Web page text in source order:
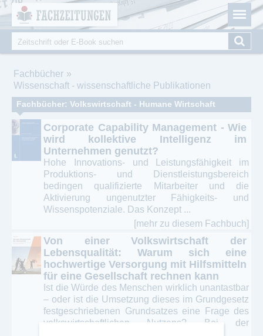
Fachzeitungen.de - Das unabhängige Portal für
Fachmagazine Fachpublikationen & eBooks
Suchformular
Suche
Fachbücher
Wissenschaft - wissenschaftliche Publikationen
Fachbücher: Volkswirtschaft - Humane Wirtschaft
Corporate Capability Management - Wie
wird kollektive Intelligenz im
Unternehmen genutzt?
Hohe Innovations- und Leistungsfähigkeit im
Produktions- und Dienstleistungsbereich
bedingen qualifizierte Mitarbeiter und die
Aktivierung ungenutzter Fähigkeits- und
Wissenspotenziale. Das Konzept ...
[mehr zu diesem Fachbuch]
Von einer Volkswirtschaft der
Lebensqualität: Warum sich eine
hochwertige Versorgung mit Hilfsmitteln
für eine Gesellschaft rechnen kann
Ist die Würde des Menschen wirklich unantastbar
– oder ist die Umsetzung dieses im Grundgesetz
festgeschriebenen Grundsatzes eine Frage des
volkswirtschaftlichen Nutzens? Bei der
Cookie-Einstellungen